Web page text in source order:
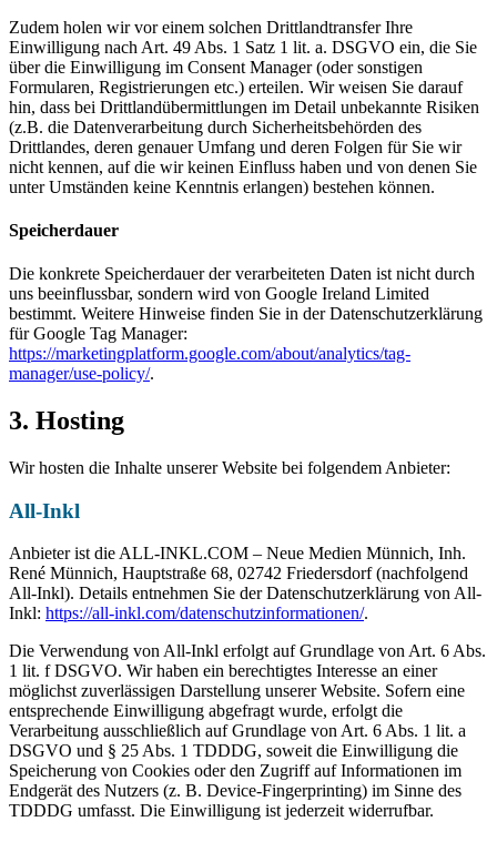
Zudem holen wir vor einem solchen Drittlandtransfer Ihre
Einwilligung nach Art. 49 Abs. 1 Satz 1 lit. a. DSGVO ein, die Sie
über die Einwilligung im Consent Manager (oder sonstigen
Formularen, Registrierungen etc.) erteilen. Wir weisen Sie darauf
hin, dass bei Drittlandübermittlungen im Detail unbekannte Risiken
(z.B. die Datenverarbeitung durch Sicherheitsbehörden des
Drittlandes, deren genauer Umfang und deren Folgen für Sie wir
nicht kennen, auf die wir keinen Einfluss haben und von denen Sie
unter Umständen keine Kenntnis erlangen) bestehen können.
Speicherdauer
Die konkrete Speicherdauer der verarbeiteten Daten ist nicht durch
uns beeinflussbar, sondern wird von Google Ireland Limited
bestimmt. Weitere Hinweise finden Sie in der Datenschutzerklärung
für Google Tag Manager:
https://marketingplatform.google.com/about/analytics/tag-
manager/use-policy/.
3. Hosting
Wir hosten die Inhalte unserer Website bei folgendem Anbieter:
All-Inkl
Anbieter ist die ALL-INKL.COM – Neue Medien Münnich, Inh.
René Münnich, Hauptstraße 68, 02742 Friedersdorf (nachfolgend
All-Inkl). Details entnehmen Sie der Datenschutzerklärung von All-
Inkl: https://all-inkl.com/datenschutzinformationen/.
Die Verwendung von All-Inkl erfolgt auf Grundlage von Art. 6 Abs.
1 lit. f DSGVO. Wir haben ein berechtigtes Interesse an einer
möglichst zuverlässigen Darstellung unserer Website. Sofern eine
entsprechende Einwilligung abgefragt wurde, erfolgt die
Verarbeitung ausschließlich auf Grundlage von Art. 6 Abs. 1 lit. a
DSGVO und § 25 Abs. 1 TDDDG, soweit die Einwilligung die
Speicherung von Cookies oder den Zugriff auf Informationen im
Endgerät des Nutzers (z. B. Device-Fingerprinting) im Sinne des
TDDDG umfasst. Die Einwilligung ist jederzeit widerrufbar.